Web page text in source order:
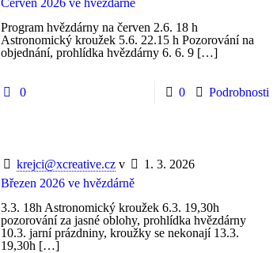
Červen 2026 ve hvězdárně
Program hvězdárny na červen 2.6. 18 h
Astronomický kroužek 5.6. 22.15 h Pozorování na
objednání, prohlídka hvězdárny 6. 6. 9[…]
0 0 Podrobnosti
krejci@xcreative.cz v
1. 3. 2026
Březen 2026 ve hvězdárně
3.3. 18h Astronomický kroužek 6.3. 19,30h
pozorování za jasné oblohy, prohlídka hvězdárny
10.3. jarní prázdniny, kroužky se nekonají 13.3.
19,30h […]